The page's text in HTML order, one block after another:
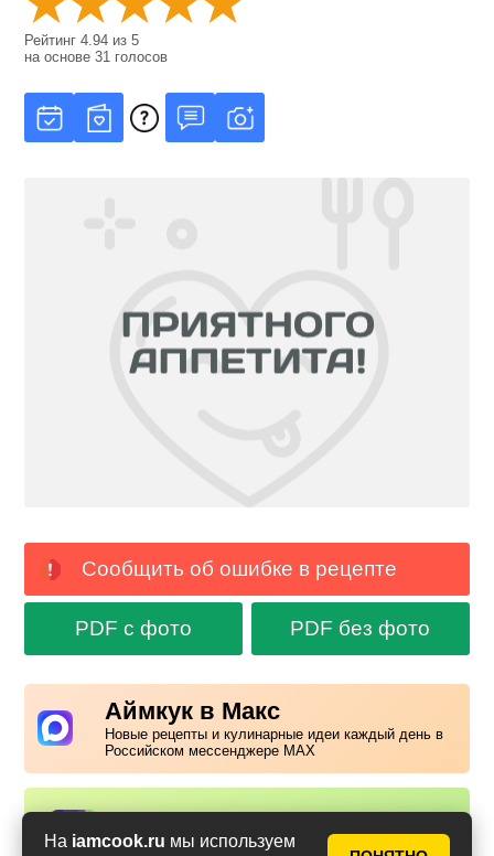
На iamcook.ru мы используем
Рейтинг4.94 из5
на основе31 голосов
Сообщить об ошибке в рецепте
PDF с фото PDF без фото
Аймкук в Макс
Новые рецепты и кулинарные идеи каждый день в
Российском мессенджере MAX